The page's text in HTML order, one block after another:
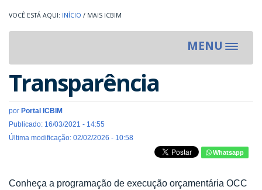
INÍCIO / MAIS ICBIM
MENU
Toggle
Transparência
por Portal ICBIM
Publicado: 16/03/2021 - 14:55
Última modificação: 02/02/2026 - 10:58
Whatsapp
Conheça a programação de execução orçamentária OCC